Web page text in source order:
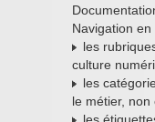
Navigation en
les
culture
les
le métier, non